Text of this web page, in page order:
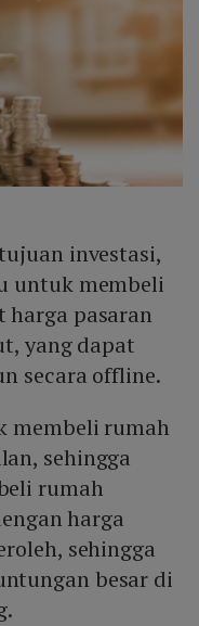
investasi,
untuk membeli
harga pasaran
yang dapat
secara offline.
membeli rumah
sehingga
rumah
harga
sehingga
besar di